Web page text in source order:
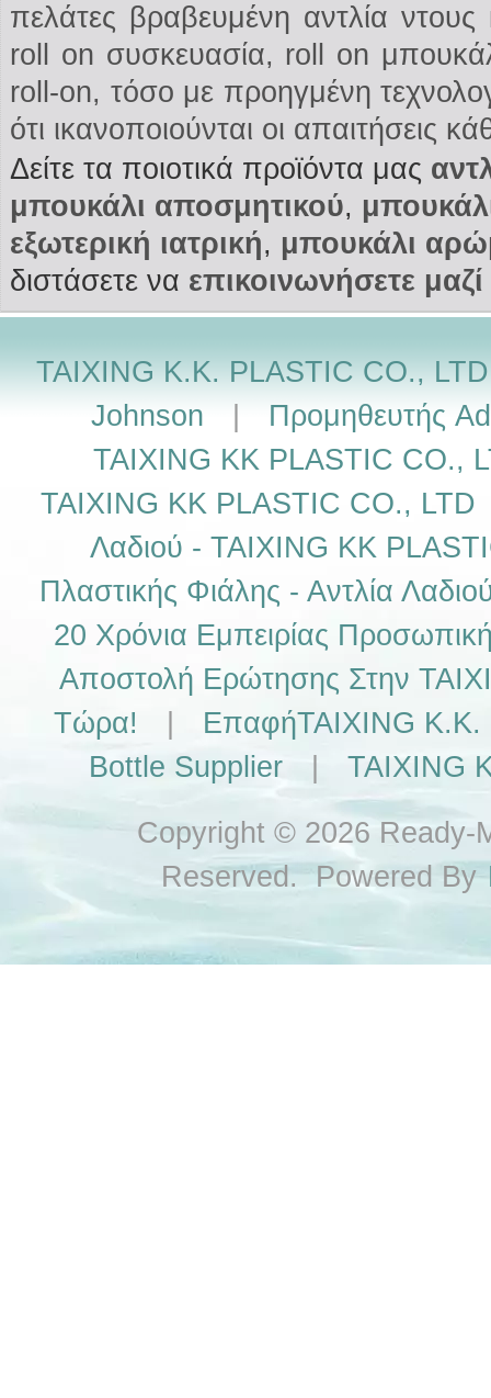
πελάτες βραβευμένη αντλία
roll on συσκευασία, roll on
roll-on, τόσο με προηγμένη
ότι ικανοποιούνται οι απαιτήσεις
Δείτε τα ποιοτικά προϊόντα μας
μπουκάλι αποσμητικού,
εξωτερική ιατρική, μπουκάλι
διστάσετε να επικοινωνήσετε
TAIXING K.K. PLASTIC CO.,
Johnson
Προμηθευτής
TAIXING KK PLASTIC CO.,
TAIXING KK PLASTIC CO., LTD
Λαδιού - TAIXING KK
Πλαστικής Φιάλης - Αντλία
20 Χρόνια Εμπειρίας
Αποστολή Ερώτησης Στην
Τώρα!
ΕπαφήTAIXING K.K.
Bottle Supplier
TAIXING
Copyright © 2026 Ready-
Reserved. Powered By